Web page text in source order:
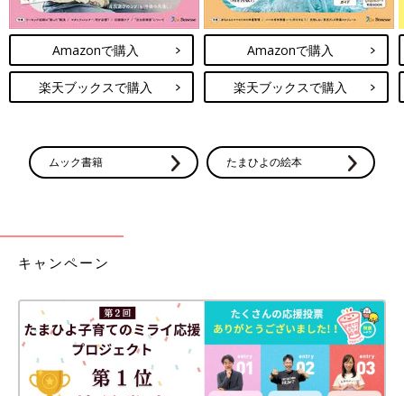
Amazonで購入
楽天ブックスで購入
Amazonで購入
楽天ブックスで購入
ムック書籍 たまひよの絵本
キャンペーン